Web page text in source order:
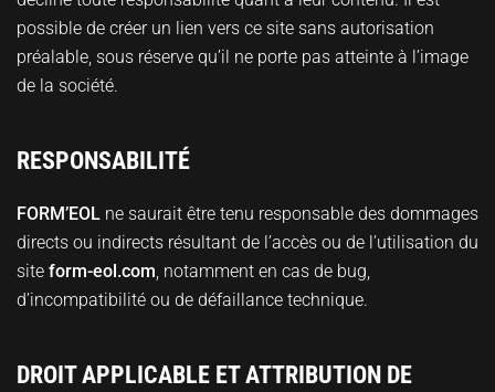
possible de créer un lien vers ce site sans autorisation
préalable, sous réserve qu’il ne porte pas atteinte à l’image
de la société.
RESPONSABILITÉ
FORM’EOL ne saurait être tenu responsable des dommages
directs ou indirects résultant de l’accès ou de l’utilisation du
site form-eol.com , notamment en cas de bug,
d’incompatibilité ou de défaillance technique.
DROIT APPLICABLE ET ATTRIBUTION DE